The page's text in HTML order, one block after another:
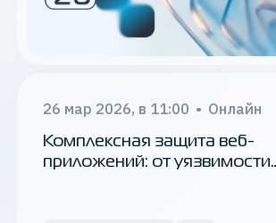
26 мар 2026, в 11:00 • Онлайн
Комплексная защита веб-
приложений: от уязвимости